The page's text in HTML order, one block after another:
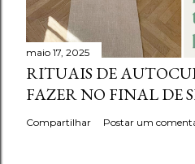
maio 17, 2025
RITUAIS DE
FAZER NO FINAL DE
Compartilhar Postar um